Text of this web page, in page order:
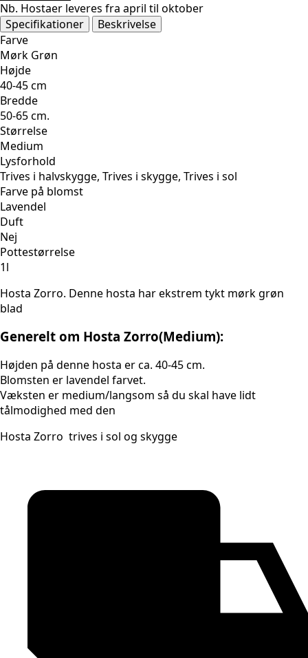
Nb. Hostaer leveres fra april til oktober
Specifikationer
Beskrivelse
Farve
Mørk Grøn
Højde
40-45 cm
Bredde
50-65 cm.
Størrelse
Medium
Lysforhold
Trives i halvskygge, Trives i skygge, Trives i sol
Farve på blomst
Lavendel
Duft
Nej
Pottestørrelse
1l
Hosta Zorro. Denne hosta har ekstrem tykt mørk grøn
blad
Generelt om Hosta Zorro(Medium):
Højden på denne hosta er ca. 40-45 cm.
Blomsten er lavendel farvet.
Væksten er medium/langsom så du skal have lidt
tålmodighed med den
Hosta Zorro trives i sol og skygge